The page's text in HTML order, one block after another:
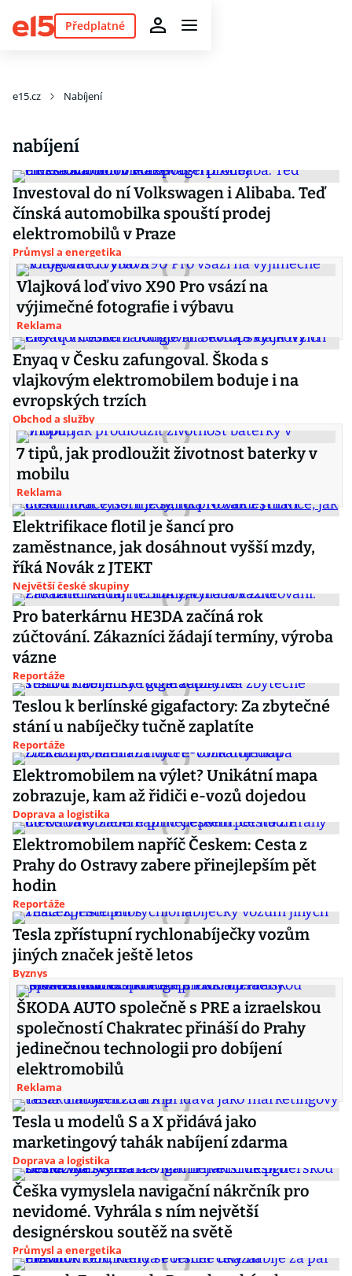
Předplatné
e15.cz Nabíjení
nabíjení
Investoval do ní Volkswagen i Alibaba. Teď
čínská automobilka spouští prodej
elektromobilů v Praze
Průmysl a energetika
Vlajková loď vivo X90 Pro vsází na
výjimečné fotografie i výbavu
Reklama
Enyaq v Česku zafungoval. Škoda s
vlajkovým elektromobilem boduje i na
evropských trzích
Obchod a služby
7 tipů, jak prodloužit životnost baterky v
mobilu
Reklama
Elektrifikace flotil je šancí pro
zaměstnance, jak dosáhnout vyšší mzdy,
říká Novák z JTEKT
Největší české skupiny
Pro baterkárnu HE3DA začíná rok
zúčtování. Zákazníci žádají termíny, výroba
vázne
Reportáže
Teslou k berlínské gigafactory: Za zbytečné
stání u nabíječky tučně zaplatíte
Reportáže
Elektromobilem na výlet? Unikátní mapa
zobrazuje, kam až řidiči e-vozů dojedou
Doprava a logistika
Elektromobilem napříč Českem: Cesta z
Prahy do Ostravy zabere přinejlepším pět
hodin
Reportáže
Tesla zpřístupní rychlonabíječky vozům
jiných značek ještě letos
Byznys
ŠKODA AUTO společně s PRE a izraelskou
společností Chakratec přináší do Prahy
jedinečnou technologii pro dobíjení
elektromobilů
Reklama
Tesla u modelů S a X přidává jako
marketingový tahák nabíjení zdarma
Doprava a logistika
Češka vymyslela navigační nákrčník pro
nevidomé. Vyhrála s ním největší
designérskou soutěž na světě
Průmysl a energetika